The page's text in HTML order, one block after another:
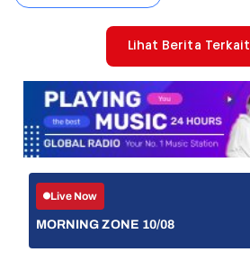
Lihat Berita Terkait
Live Now
MORNING ZONE 10/08